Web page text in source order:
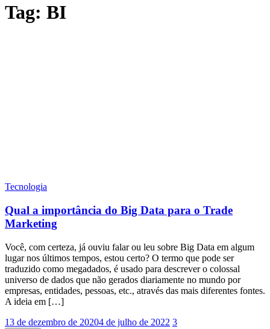
Tag: BI
Tecnologia
Qual a importância do Big Data para o Trade
Marketing
Você, com certeza, já ouviu falar ou leu sobre Big Data em algum
lugar nos últimos tempos, estou certo? O termo que pode ser
traduzido como megadados, é usado para descrever o colossal
universo de dados que não gerados diariamente no mundo por
empresas, entidades, pessoas, etc., através das mais diferentes fontes.
A ideia em […]
13 de dezembro de 20204 de julho de 2022 3